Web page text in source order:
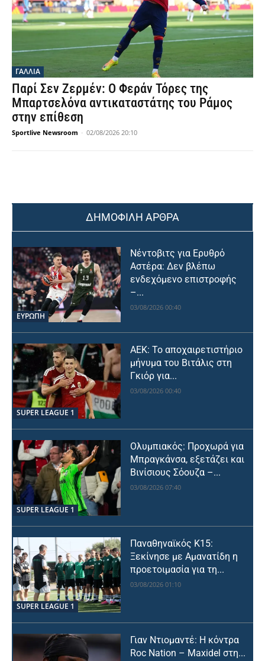
ΓΑΛΛΙΑ
Παρί Σεν Ζερμέν: Ο Φεράν Τόρες της
Μπαρτσελόνα αντικαταστάτης του Ράμος
στην επίθεση
Sportlive Newsroom - 02/08/2026 20:10
ΔΗΜΟΦΙΛΗ ΑΡΘΡΑ
ΕΥΡΩΠΗ
Νέντοβιτς για Ερυθρό
Αστέρα: Δεν βλέπω
ενδεχόμενο επιστροφής
–...
03/08/2026 00:40
SUPER LEAGUE 1
ΑΕΚ: Το αποχαιρετιστήριο
μήνυμα του Βιτάλις στη
Γκιόρ για...
03/08/2026 00:40
SUPER LEAGUE 1
Ολυμπιακός: Προχωρά για
Μπραγκάνσα, εξετάζει και
Βινίσιους Σόουζα –...
03/08/2026 07:40
SUPER LEAGUE 1
Παναθηναϊκός Κ15:
Ξεκίνησε με Αμανατίδη η
προετοιμασία για τη...
03/08/2026 01:10
Γιαν Ντιομαντέ: Η κόντρα
Roc Nation – Maxidel στη...